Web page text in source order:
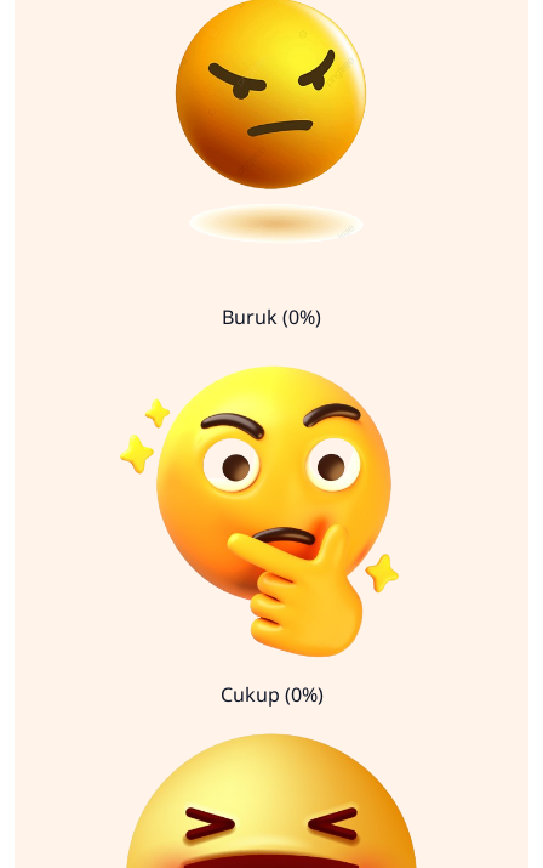
Buruk (0%)
Cukup (0%)